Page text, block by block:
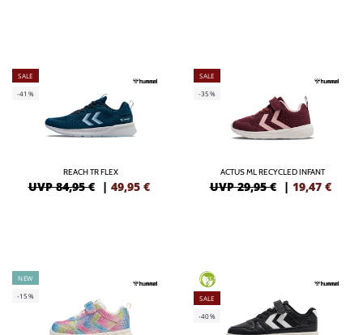
SALE
-41%
REACH TR FLEX
UVP 84,95 € | 49,95 €
SALE
-35%
ACTUS ML RECYCLED INFANT
UVP 29,95 € | 19,47 €
NEW
-15%
GREEN
SALE
-40%